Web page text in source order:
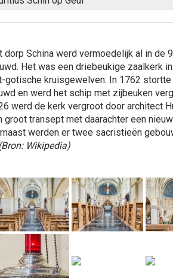
dorp Schina werd vermoedelijk al in de
Het was een driebeukige zaalkerk
gotische kruisgewelven. In 1762
en werd het schip met zijbeuken
werd de kerk vergroot door architect
groot transept met daarachter een
werden er twee sacristieën
Wikipedia)